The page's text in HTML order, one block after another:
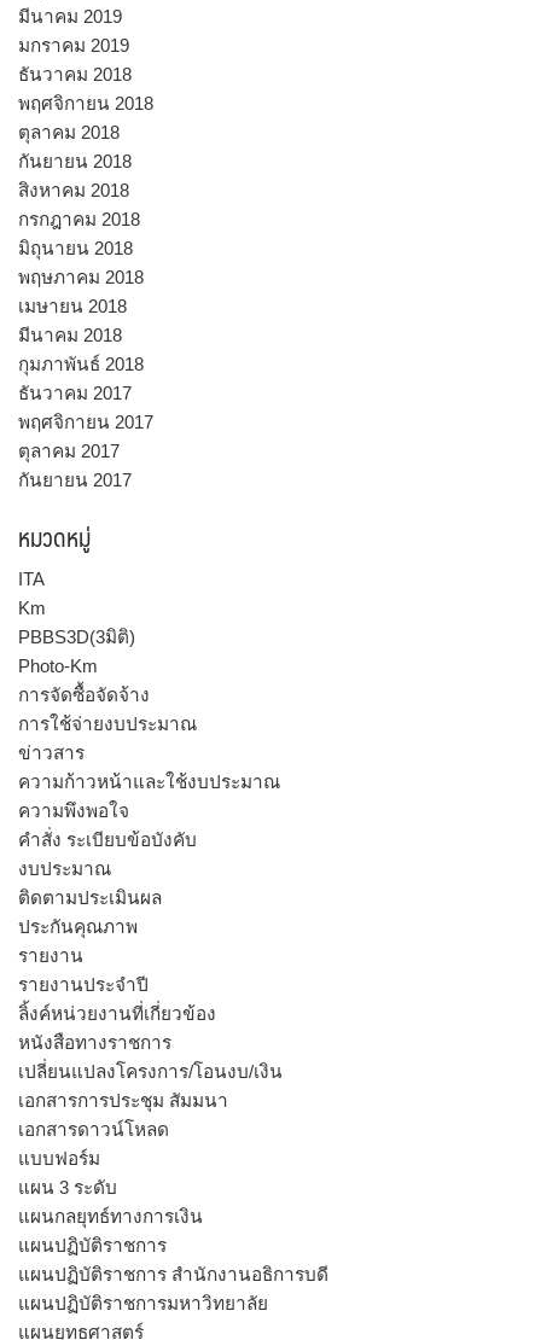
มีนาคม 2019
มกราคม 2019
ธันวาคม 2018
พฤศจิกายน 2018
ตุลาคม 2018
กันยายน 2018
สิงหาคม 2018
กรกฎาคม 2018
มิถุนายน 2018
พฤษภาคม 2018
เมษายน 2018
มีนาคม 2018
กุมภาพันธ์ 2018
ธันวาคม 2017
พฤศจิกายน 2017
ตุลาคม 2017
กันยายน 2017
หมวดหมู่
ITA
Km
PBBS3D(3มิติ)
Photo-Km
การจัดซื้อจัดจ้าง
การใช้จ่ายงบประมาณ
ข่าวสาร
ความก้าวหน้าและใช้งบประมาณ
ความพึงพอใจ
คำสั่ง ระเบียบข้อบังคับ
งบประมาณ
ติดตามประเมินผล
ประกันคุณภาพ
รายงาน
รายงานประจำปี
ลิ้งค์หน่วยงานที่เกี่ยวข้อง
หนังสือทางราชการ
เปลี่ยนแปลงโครงการ/โอนงบ/เงิน
เอกสารการประชุม สัมมนา
เอกสารดาวน์โหลด
แบบฟอร์ม
แผน 3 ระดับ
แผนกลยุทธ์ทางการเงิน
แผนปฏิบัติราชการ
แผนปฏิบัติราชการ สำนักงานอธิการบดี
แผนปฏิบัติราชการมหาวิทยาลัย
แผนยุทธศาสตร์